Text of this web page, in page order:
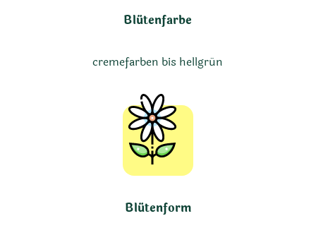
Blütenfarbe
cremefarben bis hellgrün
Blütenform